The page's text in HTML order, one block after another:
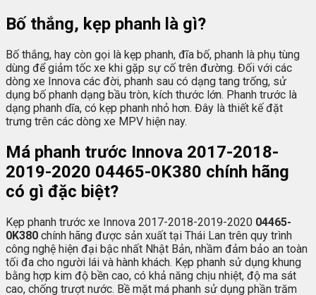
Bố thắng, kẹp phanh là gì?
Bố thắng, hay còn gọi là kẹp phanh, đĩa bố, phanh là phụ tùng
dùng để giảm tốc xe khi gặp sự cố trên đường. Đối với các
dòng xe Innova các đời, phanh sau có dạng tang trống, sử
dụng bố phanh dạng bầu tròn, kích thước lớn. Phanh trước là
dạng phanh dĩa, có kẹp phanh nhỏ hơn. Đây là thiết kế đặt
trưng trên các dòng xe MPV hiện nay.
Má phanh trước Innova 2017-2018-
2019-2020 04465-0K380 chính hãng
có gì đặc biệt?
Kẹp phanh trước xe Innova 2017-2018-2019-2020 04465-
0K380 chính hãng được sản xuất tại Thái Lan trên quy trình
công nghệ hiện đại bậc nhất Nhật Bản, nhầm đảm bảo an toàn
tối đa cho người lái và hành khách. Kẹp phanh sử dụng khung
bằng hợp kim độ bền cao, có khả năng chịu nhiệt, độ ma sát
cao, chống trượt nước. Bề mặt má phanh sử dụng phần trăm